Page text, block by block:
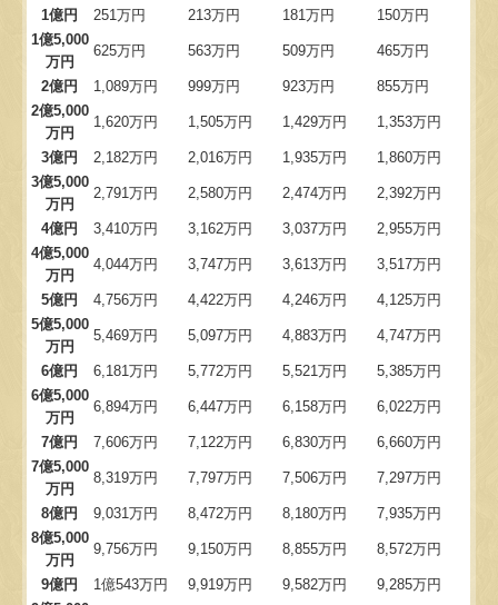
1億円 251万円 213万円 181万円
150万円
1億5,000
万円
625万円 563万円 509万円 465万円
2億円 1,089万円 999万円 923万円
855万円
2億5,000
万円
1,620万円 1,505万円 1,429万円 1,353万円
3億円 2,182万円 2,016万円 1,935万円
1,860万円
3億5,000
万円
2,791万円 2,580万円 2,474万円 2,392万円
4億円 3,410万円 3,162万円 3,037万円
2,955万円
4億5,000
万円
4,044万円 3,747万円 3,613万円 3,517万円
5億円 4,756万円 4,422万円 4,246万円
4,125万円
5億5,000
万円
5,469万円 5,097万円 4,883万円 4,747万円
6億円 6,181万円 5,772万円 5,521万円
5,385万円
6億5,000
万円
6,894万円 6,447万円 6,158万円 6,022万円
7億円 7,606万円 7,122万円 6,830万円
6,660万円
7億5,000
万円
8,319万円 7,797万円 7,506万円 7,297万円
8億円 9,031万円 8,472万円 8,180万円
7,935万円
8億5,000
万円
9,756万円 9,150万円 8,855万円 8,572万円
9億円 1億543万円 9,919万円 9,582万円
9,285万円